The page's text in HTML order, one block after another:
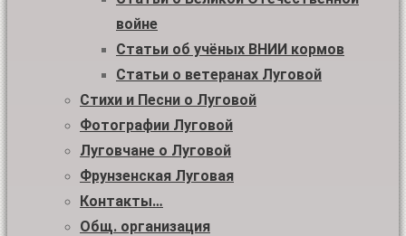
войне
Статьи об учёных ВНИИ кормов
Статьи о ветеранах Луговой
Стихи и Песни о Луговой
Фотографии Луговой
Луговчане о Луговой
Фрунзенская Луговая
Контакты…
Общ. организация